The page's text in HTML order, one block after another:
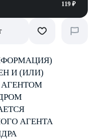
119 ₽
И (ИЛИ)
АГЕНТА